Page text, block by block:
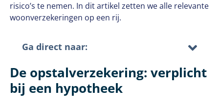
risico’s te nemen. In dit artikel zetten we alle relevante
woonverzekeringen op een rij.
Ga direct naar:
De opstalverzekering: verplicht
bij een hypotheek